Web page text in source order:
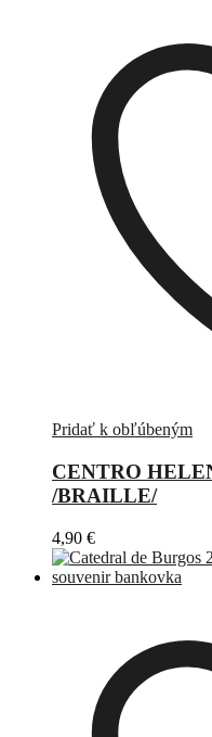
Pridať k obľúbeným
CENTRO
/BRAILLE/
4,90 €